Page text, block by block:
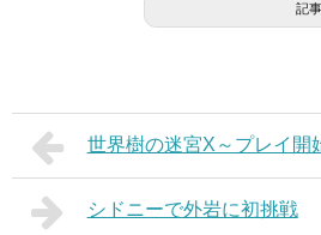
記
世界樹の迷宮X～プレイ開
シドニーで外岩に初挑戦